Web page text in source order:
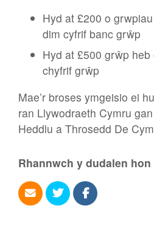
Hyd at £200 o
dim cyfrif banc grŵp
Hyd at £500 grŵp
chyfrif grŵp
Mae’r broses ymgeisio ei
ran Llywodraeth Cymru
Heddlu a Throsedd De
Rhannwch y dudalen hon